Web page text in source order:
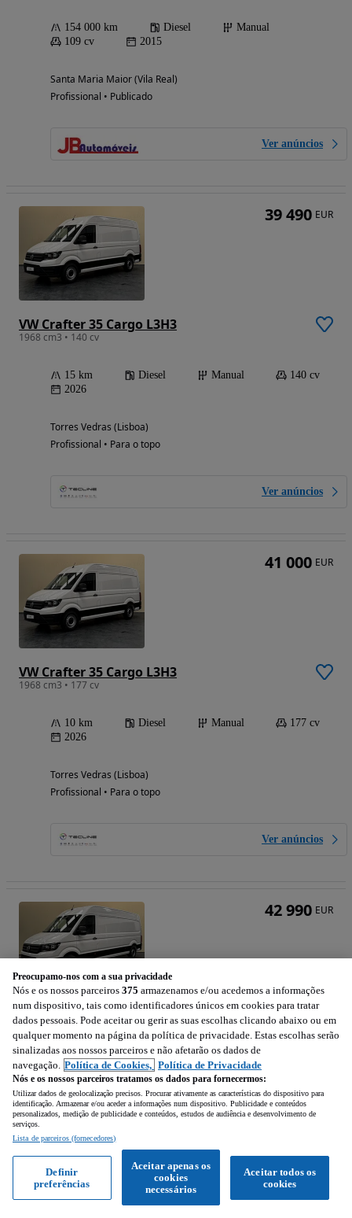
154 000 km Diesel
Manual
109 cv
2015
Santa Maria Maior (Vila Real)
Profissional • Publicado
Ver anúncios
VW Crafter 35 Cargo L3H3
1968 cm3 • 140 cv
15 km Diesel Manual
140 cv
2026
Torres Vedras (Lisboa)
Profissional • Para o topo
Ver anúncios
39 490 EUR
VW Crafter 35 Cargo L3H3
1968 cm3 • 177 cv
10 km Diesel Manual
177 cv
2026
Torres Vedras (Lisboa)
Profissional • Para o topo
Ver anúncios
41 000 EUR
VW Crafter 35 Cargo L4H3
1968 cm3 • 177 cv
10 km Diesel Manual
2026
Torres Vedras (Lisboa)
Profissional • Para o topo
Ver anúncios
42 990 EUR
Preocupamo-nos com a sua privacidade
Nós e os nossos parceiros 375 armazenamos e/ou acedemos a informações
num dispositivo, tais como identificadores únicos em cookies para tratar
dados pessoais. Pode aceitar ou gerir as suas escolhas clicando abaixo ou em
qualquer momento na página da política de privacidade. Estas escolhas serão
sinalizadas aos nossos parceiros e não afetarão os dados de
navegação. Política de Cookies, Política de Privacidade
Nós e os nossos parceiros tratamos os dados para fornecermos:
Utilizar dados de geolocalização precisos. Procurar ativamente as características do dispositivo para
identificação. Armazenar e/ou aceder a informações num dispositivo. Publicidade e conteúdos
personalizados, medição de publicidade e conteúdos, estudos de audiência e desenvolvimento de
serviços.
Lista de parceiros (fornecedores)
Aceitar todos os
cookies
Aceitar apenas os
cookies
necessários
Definir
preferências